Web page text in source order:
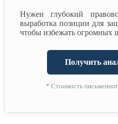
Нужен глубокий
выработка позиции для
чтобы избежать огромных
Получить
* Стоимость